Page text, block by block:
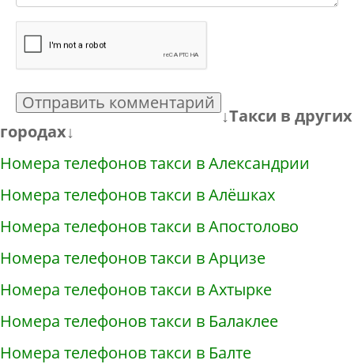
Отправить комментарий
↓Такси в других
городах↓
Номера телефонов такси в Александрии
Номера телефонов такси в Алёшках
Номера телефонов такси в Апостолово
Номера телефонов такси в Арцизе
Номера телефонов такси в Ахтырке
Номера телефонов такси в Балаклее
Номера телефонов такси в Балте